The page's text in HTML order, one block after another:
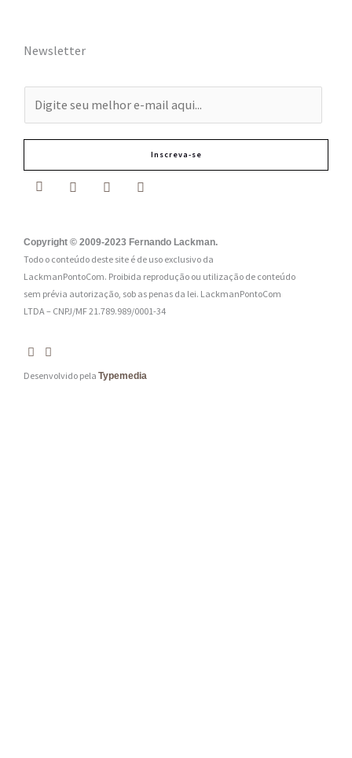
Newsletter
-
m
a
:
*
Inscreva-se
Copyright © 2009-2023 Fernando Lackman.
Todo o conteúdo deste site é de uso exclusivo da
LackmanPontoCom. Proibida reprodução ou utilização de conteúdo
sem prévia autorização, sob as penas da lei. LackmanPontoCom
LTDA – CNPJ/MF 21.789.989/0001-34
Desenvolvido pela Typemedia